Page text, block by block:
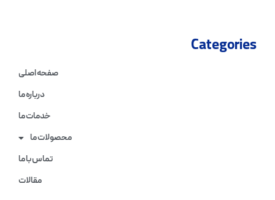
Categories
صفحه اصلی
درباره ما
خدمات ما
محصولات ما
تماس با ما
مقالات